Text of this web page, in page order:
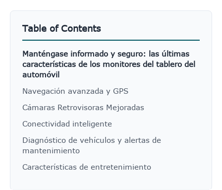
Table of Contents
Manténgase informado y seguro: las últimas
características de los monitores del tablero del
automóvil
Navegación avanzada y GPS
Cámaras Retrovisoras Mejoradas
Conectividad inteligente
Diagnóstico de vehículos y alertas de
mantenimiento
Características de entretenimiento